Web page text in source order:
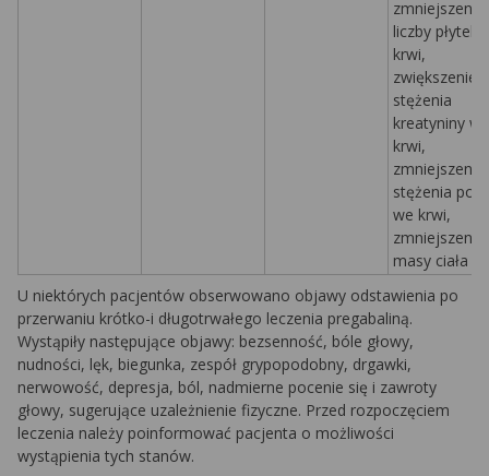
zmniejszenie
liczby płytek
krwi,
zwiększenie
stężenia
kreatyniny we
krwi,
zmniejszenie
stężenia
we krwi,
zmniejszenie
masy ciała
U niektórych pacjentów obserwowano objawy odstawienia po
przerwaniu krótko-i długotrwałego leczenia pregabaliną.
Wystąpiły następujące objawy: bezsenność, bóle głowy,
nudności, lęk, biegunka, zespół grypopodobny, drgawki,
nerwowość, depresja, ból, nadmierne pocenie się i zawroty
głowy, sugerujące uzależnienie fizyczne. Przed rozpoczęciem
leczenia należy poinformować pacjenta o możliwości
wystąpienia tych stanów.